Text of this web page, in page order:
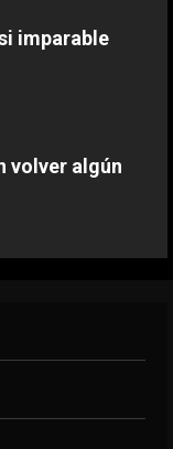
un Leo Messi
a Infantino
cometieron
imparable
volver algún